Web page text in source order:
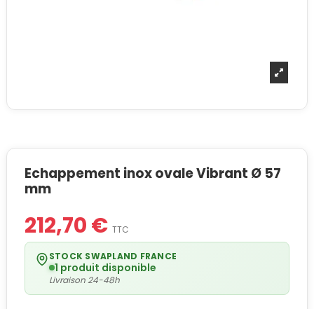
Echappement inox ovale Vibrant Ø 57
mm
212,70 € TTC
STOCK SWAPLAND FRANCE
1 produit disponible
Livraison 24-48h